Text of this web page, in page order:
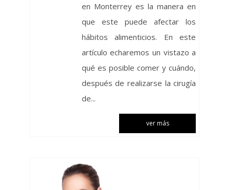
en Monterrey es la manera en
que este puede afectar los
hábitos alimenticios. En este
artículo echaremos un vistazo a
qué es posible comer y cuándo,
después de realizarse la cirugía
de...
ver más